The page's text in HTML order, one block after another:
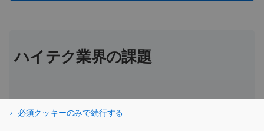
ハイテク業界の課題
適応力のある再構成可能なバリュー・ネットワーク
必須クッキーのみで続行する